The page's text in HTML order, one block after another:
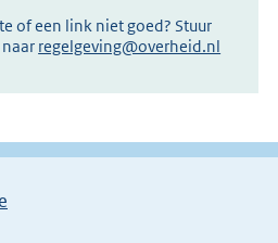
of een link niet goed? Stuur
regelgeving@overheid.nl